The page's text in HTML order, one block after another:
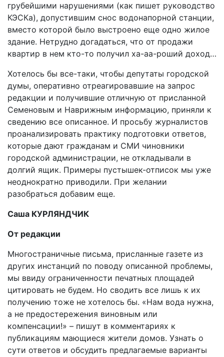
грубейшими нарушениями (как пишет руководство
КЭСКа), допустившим снос водонапорной станции,
вместо которой было выстроено еще одно жилое
здание. Нетрудно догадаться, что от продажи
квартир в нем кто-то получил ха-аа-роший доход…
Хотелось бы все-таки, чтобы депутаты городской
думы, оперативно отреагировавшие на запрос
редакции и получившие отличную от присланной
Семеновым и Наврижным информацию, приняли к
сведению все описанное. И просьбу журналистов
проанализировать практику подготовки ответов,
которые дают гражданам и СМИ чиновники
городской администрации, не откладывали в
долгий ящик. Примеры пустышек-отписок мы уже
неоднократно приводили. При желании
разобраться добавим еще.
Саша КУРЛЯНДЧИК
От редакции
Многостраничные письма, присланные газете из
других инстанций по поводу описанной проблемы,
мы ввиду ограниченности печатных площадей
цитировать не будем. Но сводить все лишь к их
получению тоже не хотелось бы. «Нам вода нужна,
а не предостережения виновным или
компенсации!» – пишут в комментариях к
публикациям мающиеся жители домов. Узнать о
сути ответов и обсудить предлагаемые варианты